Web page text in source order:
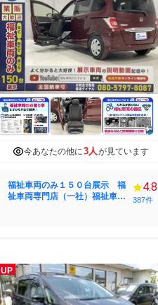
今あなたの他に3人が見ています
福祉車両のみ１５０台展示 福
祉車両専門店（一社）福祉車両
4.8
387件
UP